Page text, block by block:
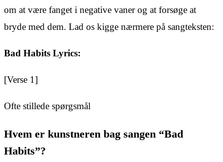
om at være fanget i negative vaner og at forsøge at
bryde med dem. Lad os kigge nærmere på sangteksten:
Bad Habits Lyrics:
[Verse 1]
Ofte stillede spørgsmål
Hvem er kunstneren bag sangen “Bad
Habits”?